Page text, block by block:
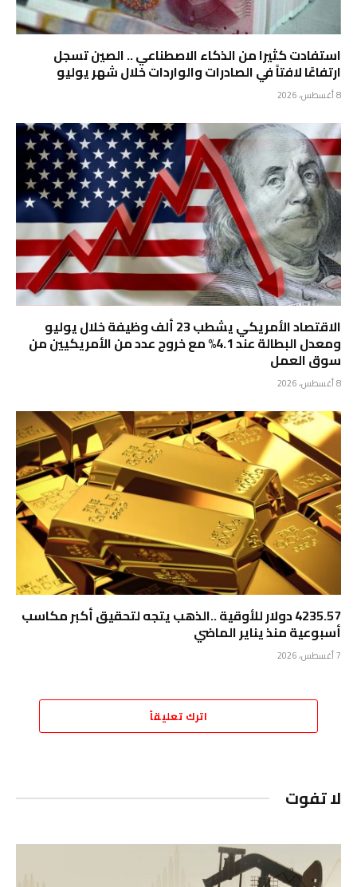
استفادت كثيرا من الذكاء الاصطناعي .. الصين تسجل
ارتفاعًا لافتاً في الصادرات والواردات خلال شهر يوليو
8 أغسطس، 2026
الاقتصاد الأمريكي يشطب 23 ألف وظيفة خلال يوليو
ومعدل البطالة عند 4.1% مع خروج عدد من الأمريكيين من
سوق العمل
8 أغسطس، 2026
4235.57 دولار للأوقية ..الذهب يتجه لتحقيق أكبر مكاسب
أسبوعية منذ يناير الماضي
7 أغسطس، 2026
اترك تعليقاً
لا تفوت